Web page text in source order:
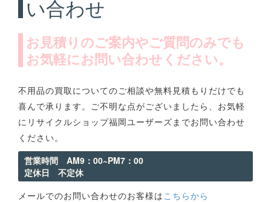
い合わせ
お見積りのご案内やご質問のみでも
お気軽にお問い合わせください。
不用品の買取についてのご相談や無料見積もりだけでも
喜んで承ります。ご不明な点がございましたら、お気軽
にリサイクルショップ福岡ユーザーズまでお問い合わせ
ください。
営業時間 AM9：00~PM7：00
定休日 不定休
メールでのお問い合わせのお客様は こちらから